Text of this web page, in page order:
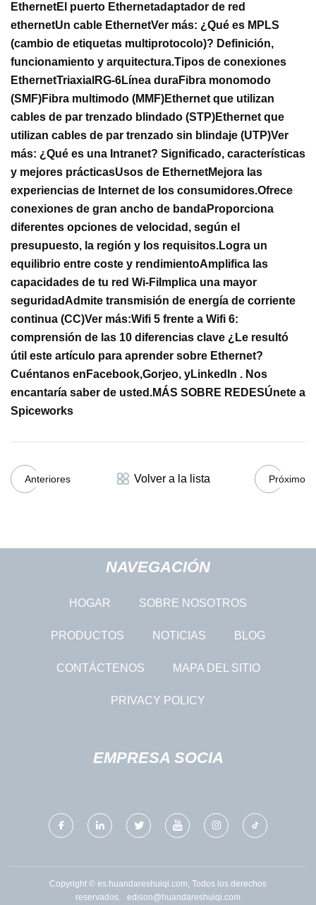
EthernetEl puerto Ethernetadaptador de red
ethernetUn cable EthernetVer más: ¿Qué es MPLS
(cambio de etiquetas multiprotocolo)? Definición,
funcionamiento y arquitectura.Tipos de conexiones
EthernetTriaxial RG-6Línea duraFibra monomodo
(SMF)Fibra multimodo (MMF)Ethernet que utilizan
cables de par trenzado blindado (STP)Ethernet que
utilizan cables de par trenzado sin blindaje (UTP)Ver
más: ¿Qué es una Intranet? Significado, características
y mejores prácticasUsos de EthernetMejora las
experiencias de Internet de los consumidores.Ofrece
conexiones de gran ancho de bandaProporciona
diferentes opciones de velocidad, según el
presupuesto, la región y los requisitos.Logra un
equilibrio entre coste y rendimientoAmplifica las
capacidades de tu red Wi-Fi Implica una mayor
seguridadAdmite transmisión de energía de corriente
continua (CC)Ver más:Wifi 5 frente a Wifi 6:
comprensión de las 10 diferencias clave ¿Le resultó
útil este artículo para aprender sobre Ethernet?
Cuéntanos en Facebook,Gorjeo, yLinkedIn . Nos
encantaría saber de usted.MÁS SOBRE REDESÚnete a
Spiceworks
Anteriores Volver a la lista Próximo
NAVEGACIÓN
HOGAR SOBRE NOSOTROS
PRODUCTOS NOTICIAS BLOG
CONTÁCTENOS MAPA DEL SITIO
PRIVACY POLICY
EMPRESA SOCIA
Copyright © es.huandareshuiqi.com, Todos los derechos
reservados. edison@huandareshuiqi.com